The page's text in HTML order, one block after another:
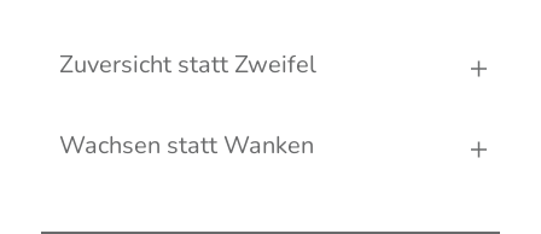
Zuversicht statt Zweifel
Wachsen statt Wanken